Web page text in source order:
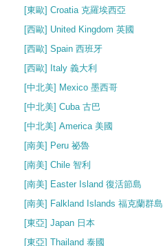
[東歐] Croatia 克羅埃西亞
[西歐] United Kingdom 英國
[西歐] Spain 西班牙
[西歐] Italy 義大利
[中北美] Mexico 墨西哥
[中北美] Cuba 古巴
[中北美] America 美國
[南美] Peru 祕魯
[南美] Chile 智利
[南美] Easter Island 復活節島
[南美] Falkland Islands 福克蘭群島
[東亞] Japan 日本
[東亞] Thailand 泰國